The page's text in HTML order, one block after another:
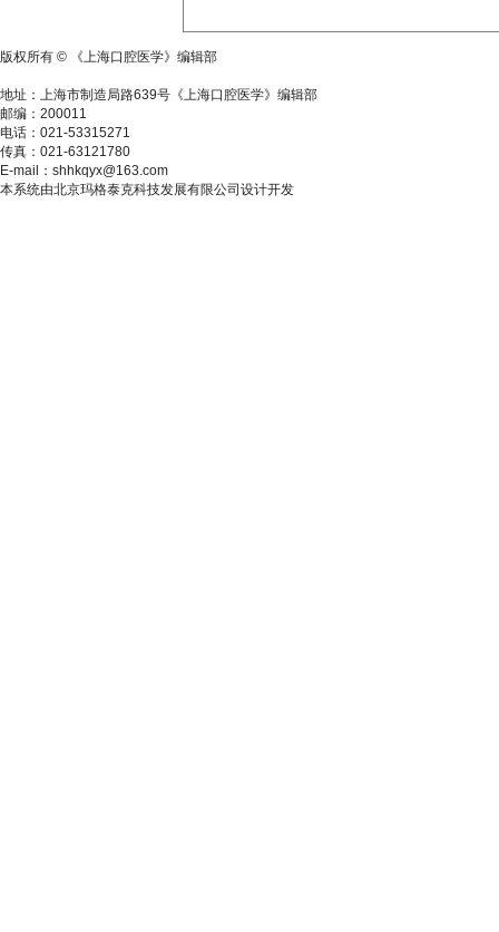
版权所有 © 《上海口腔医学》编辑部
地址：上海市制造局路639号《上海口腔医学》编辑部
邮编：200011
电话：021-53315271
传真：021-63121780
E-mail：shhkqyx@163.com
本系统由北京玛格泰克科技发展有限公司设计开发